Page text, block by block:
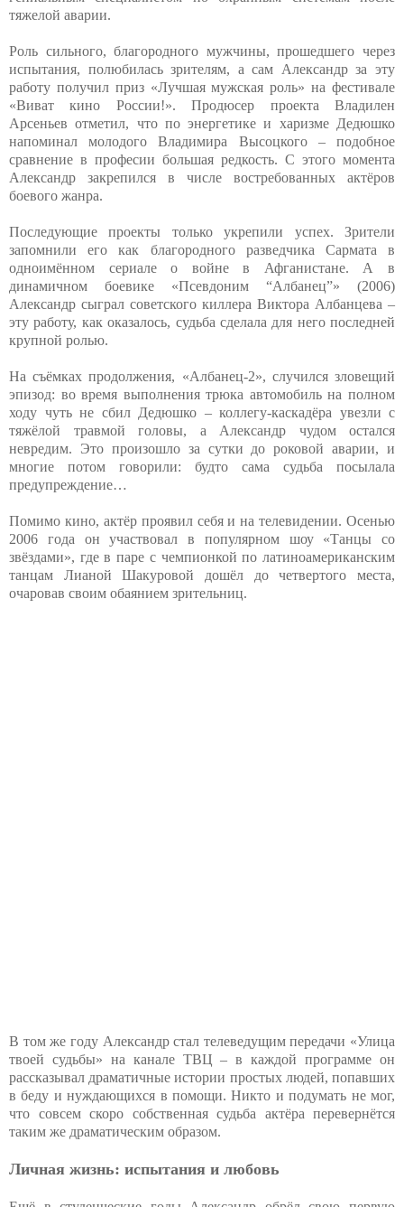
тяжелой аварии.
Роль сильного, благородного мужчины, прошедшего через
испытания, полюбилась зрителям, а сам Александр за эту
работу получил приз «Лучшая мужская роль» на фестивале
«Виват кино России!». Продюсер проекта Владилен
Арсеньев отметил, что по энергетике и харизме Дедюшко
напоминал молодого Владимира Высоцкого – подобное
сравнение в професии большая редкость. С этого момента
Александр закрепился в числе востребованных актёров
боевого жанра.
Последующие проекты только укрепили успех. Зрители
запомнили его как благородного разведчика Сармата в
одноимённом сериале о войне в Афганистане. А в
динамичном боевике «Псевдоним “Албанец”» (2006)
Александр сыграл советского киллера Виктора Албанцева –
эту работу, как оказалось, судьба сделала для него последней
крупной ролью.
На съёмках продолжения, «Албанец-2», случился зловещий
эпизод: во время выполнения трюка автомобиль на полном
ходу чуть не сбил Дедюшко – коллегу-каскадёра увезли с
тяжёлой травмой головы, а Александр чудом остался
невредим. Это произошло за сутки до роковой аварии, и
многие потом говорили: будто сама судьба посылала
предупреждение…
Помимо кино, актёр проявил себя и на телевидении. Осенью
2006 года он участвовал в популярном шоу «Танцы со
звёздами», где в паре с чемпионкой по латиноамериканским
танцам Лианой Шакуровой дошёл до четвертого места,
очаровав своим обаянием зрительниц.
В том же году Александр стал телеведущим передачи «Улица
твоей судьбы» на канале ТВЦ – в каждой программе он
рассказывал драматичные истории простых людей, попавших
в беду и нуждающихся в помощи. Никто и подумать не мог,
что совсем скоро собственная судьба актёра перевернётся
таким же драматическим образом.
Личная жизнь: испытания и любовь